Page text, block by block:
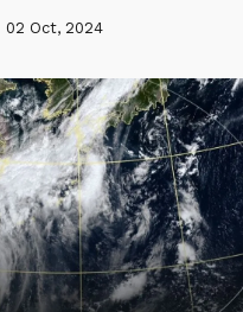
02 Oct, 2024